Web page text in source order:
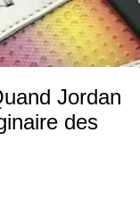
Jordan
des